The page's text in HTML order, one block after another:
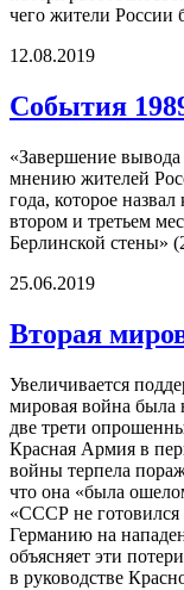
чего жители России
12.08.2019
События
«Завершение
мнению жителей
года, которое
втором и третьем
Берлинской стены»
25.06.2019
Вторая
Увеличивается
мировая война была
две трети
Красная Армия в
войны терпела
что она «была
«СССР не готовился
Германию на
объясняет эти
в руководстве